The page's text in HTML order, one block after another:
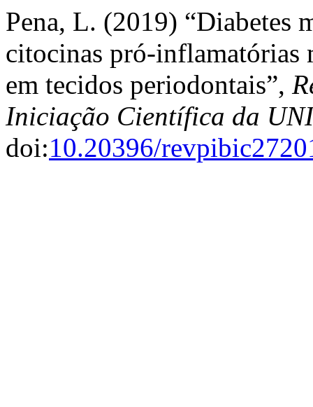
Pena, L. (2019) “Diabetes
citocinas pró-inflamatórias
em tecidos periodontais”,
Iniciação Científica da
doi:10.20396/